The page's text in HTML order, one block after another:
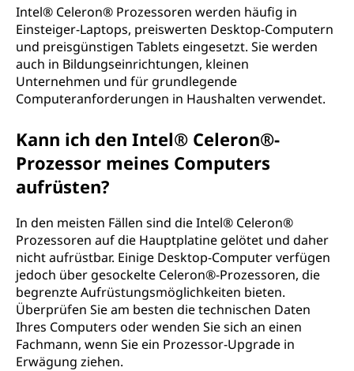
Intel® Celeron® Prozessoren werden häufig in
Einsteiger-Laptops, preiswerten Desktop-Computern
und preisgünstigen Tablets eingesetzt. Sie werden
auch in Bildungseinrichtungen, kleinen
Unternehmen und für grundlegende
Computeranforderungen in Haushalten verwendet.
Kann ich den Intel® Celeron®-
Prozessor meines Computers
aufrüsten?
In den meisten Fällen sind die Intel® Celeron®
Prozessoren auf die Hauptplatine gelötet und daher
nicht aufrüstbar. Einige Desktop-Computer verfügen
jedoch über gesockelte Celeron®-Prozessoren, die
begrenzte Aufrüstungsmöglichkeiten bieten.
Überprüfen Sie am besten die technischen Daten
Ihres Computers oder wenden Sie sich an einen
Fachmann, wenn Sie ein Prozessor-Upgrade in
Erwägung ziehen.